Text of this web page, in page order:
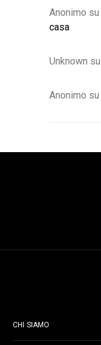
Anonimo su
casa
Unknown su
Anonimo su
CHI SIAMO